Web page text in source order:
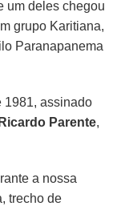
um deles chegou
grupo Karitiana,
Paranapanema
1981, assinado
Ricardo Parente,
a nossa
trecho de